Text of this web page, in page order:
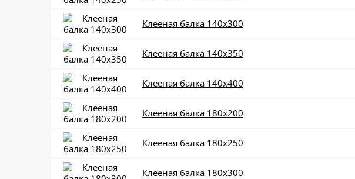
Клееная балка 140x300
Клееная балка 140x350
Клееная балка 140x400
Клееная балка 180x200
Клееная балка 180x250
Клееная балка 180x300